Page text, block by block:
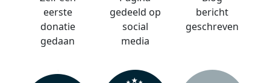
eerste
donatie
gedaan
gedeeld op
social
media
bericht
geschreven